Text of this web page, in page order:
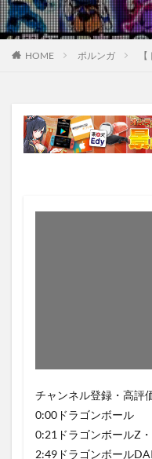
HOME ポルンガ
チャンネル登録・高評
0:00ドラゴンボール
0:21ドラゴンボールZ
2:49ドラゴンボール